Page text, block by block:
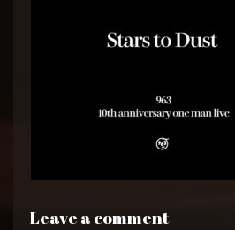
Leave a comment